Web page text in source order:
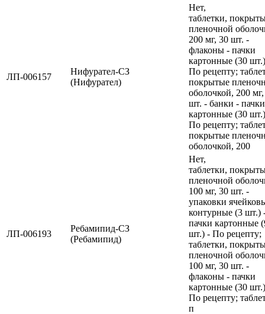
ЛП-006157
Нифурател-СЗ
(Нифурател)
Нет,
таблетки,
пленочной
200 мг, 30 шт. -
флаконы - пачки
картонные (30
По рецепту;
покрытые
оболочкой, 200
шт. - банки - пачки
картонные (30
По рецепту;
покрытые
оболочкой, 200
ЛП-006193
Ребамипид-СЗ
(Ребамипид)
Нет,
таблетки,
пленочной
100 мг, 30 шт. -
упаковки
контурные (3 шт.)
пачки картонные
шт.) - По рецепту;
таблетки,
пленочной
100 мг, 30 шт. -
флаконы - пачки
картонные (30
По рецепту;
п